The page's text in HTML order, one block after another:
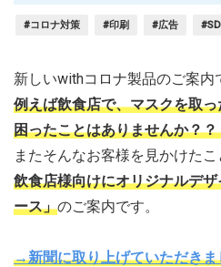
#コロナ対策 #印刷 #広告
新しいwithコロナ製品のご案内
例えば飲食店で、マスクを取
困ったことはありませんか？？
またそんなお客様を見かけた
飲食店様向けにオリジナルデ
ース」のご案内です。
→新聞に取り上げていただきま